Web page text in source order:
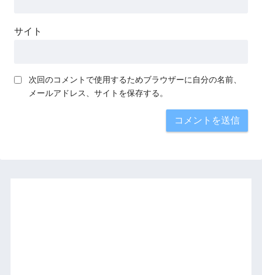
サイト
次回のコメントで使用するためブラウザーに自分の名前、
メールアドレス、サイトを保存する。